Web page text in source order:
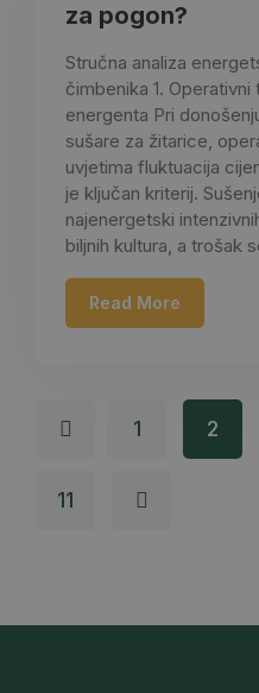
za pogon?
Stručna analiza
čimbenika 1.
energenta Pri
sušare za žitarice,
uvjetima fluktuacija
je ključan kriterij.
najenergetski
biljnih kultura, a trošak
Read More
1 2
11